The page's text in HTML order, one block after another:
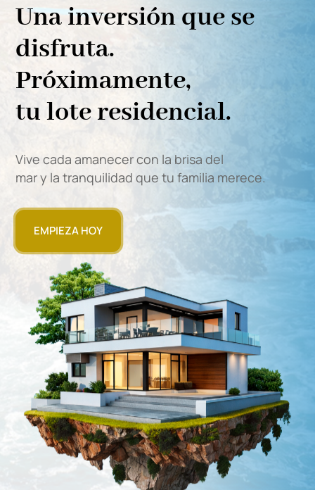
Una inversión que se
disfruta.
Próximamente,
tu lote residencial.
Vive cada amanecer con la brisa del
mar y la tranquilidad que tu familia merece.
EMPIEZA HOY